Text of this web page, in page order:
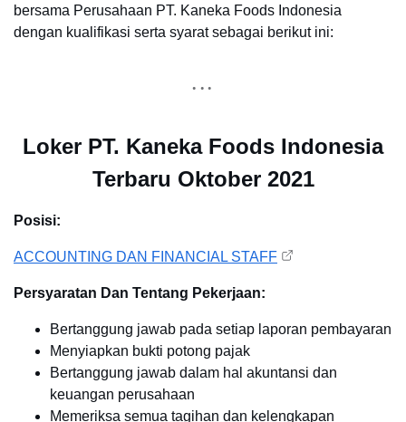
bersama Perusahaan PT. Kaneka Foods Indonesia
dengan kualifikasi serta syarat sebagai berikut ini:
Loker PT. Kaneka Foods Indonesia
Terbaru Oktober 2021
Posisi:
ACCOUNTING DAN FINANCIAL STAFF
Persyaratan Dan Tentang Pekerjaan:
Bertanggung jawab pada setiap laporan pembayaran
Menyiapkan bukti potong pajak
Bertanggung jawab dalam hal akuntansi dan
keuangan perusahaan
Memeriksa semua tagihan dan kelengkapan